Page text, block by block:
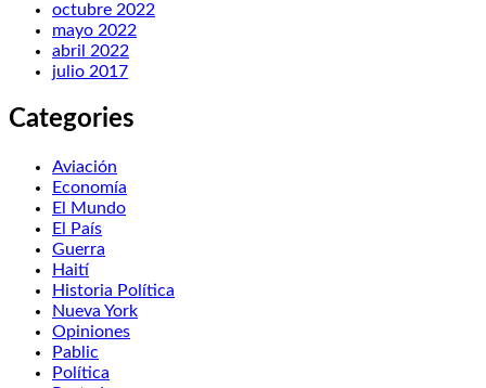
octubre 2022
mayo 2022
abril 2022
julio 2017
Categories
Aviación
Economía
El Mundo
El País
Guerra
Haití
Historia Política
Nueva York
Opiniones
Pablic
Política